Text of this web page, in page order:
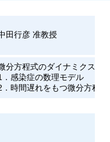
田行彦 准教授
分方程式のダイナミクス、
．感染症の数理モデル
．時間遅れをもつ微分方程